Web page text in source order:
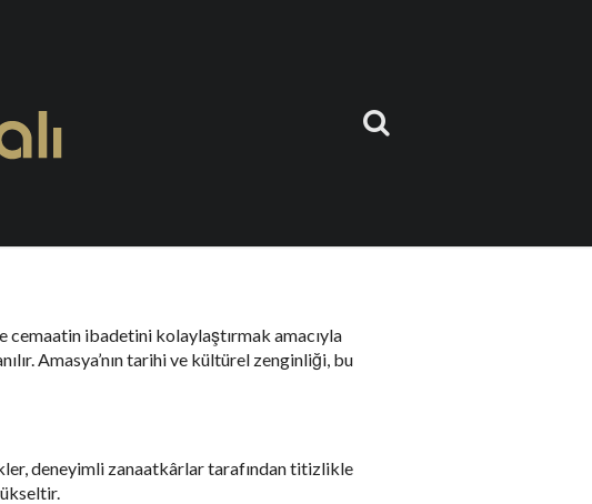
cemaatin ibadetini kolaylaştırmak amacıyla
Amasya’nın tarihi ve kültürel zenginliği, bu
deneyimli zanaatkârlar tarafından titizlikle